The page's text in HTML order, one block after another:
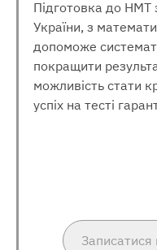
Підготовка до НМТ з
України, з
допоможе
покращити
можливість стати
успіх на тесті
Записатися